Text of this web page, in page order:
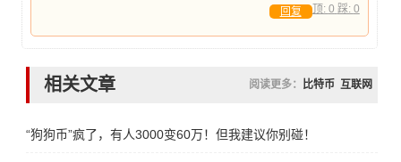
顶: 0 踩: 0
回复
相关文章 阅读更多： 比特币 互联网
“狗狗币”疯了，有人3000变60万！但我建议你别碰！